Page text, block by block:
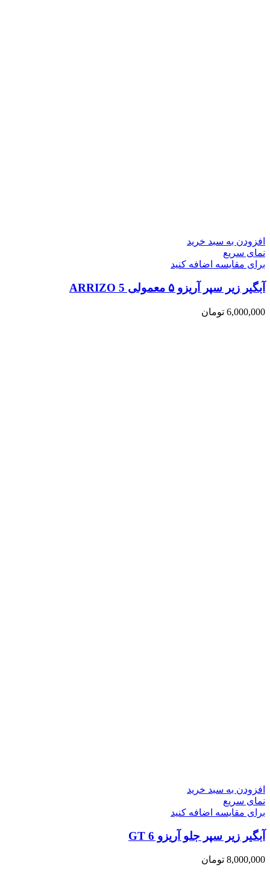
افزودن به سبد خرید
نمای سریع
برای مقایسه اضافه کنید
آبگیر زیر سپر آریزو ۵ معمولی ARRIZO 5
6,000,000 تومان
افزودن به سبد خرید
نمای سریع
برای مقایسه اضافه کنید
آبگیر زیر سپر جلو آریزو 6 GT
8,000,000 تومان